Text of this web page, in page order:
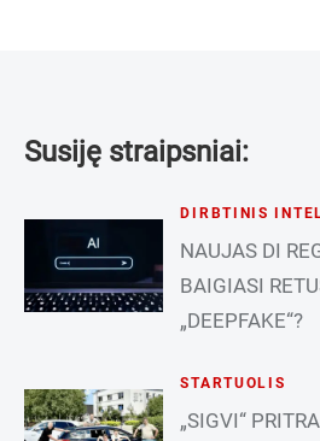
Susiję straipsniai:
DIRBTINIS
NAUJAS DI
BAIGIASI
„DEEPFAKE“?
STARTUOLIS
„SIGVI“